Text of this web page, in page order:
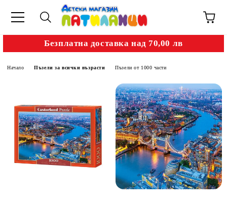
Безплатна доставка над 70,00 лв
Начало Пъзели за всички възрасти Пъзели от 1000 части